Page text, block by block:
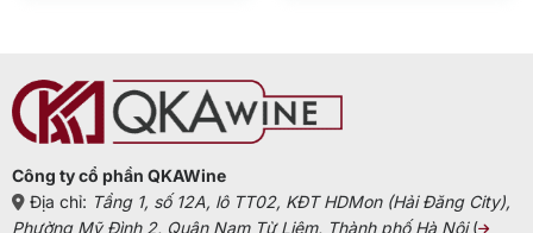
Công ty cổ phần QKAWine
Địa chỉ: Tầng 1, số 12A, lô TT02, KĐT HDMon (Hải Đăng City),
Phường Mỹ Đình 2, Quận Nam Từ Liêm, Thành phố Hà Nội(